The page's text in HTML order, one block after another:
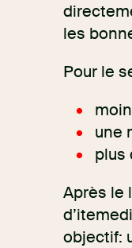
les
Pour le
une
plus
Après le
objectif: